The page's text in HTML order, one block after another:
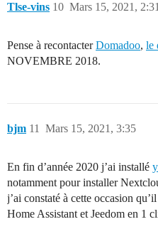
Tlse-vins Mars 15, 2021, 2:31
10
Pense à recontacterDomadoo, le
NOVEMBRE 2018.
bjm Mars 15, 2021, 3:35
11
En fin d’année 2020 j’ai installé
notamment pour installer
j’ai constaté à cette occasion
Home Assistant et Jeedom en 1